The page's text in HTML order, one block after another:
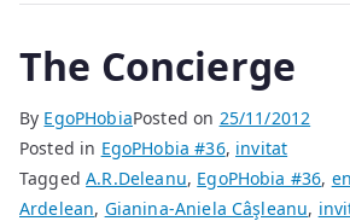
The Concierge
By EgoPHobiaPosted on 25/11/2012
Posted in EgoPHobia #36, invitat
TaggedA.R.Deleanu, EgoPHobia #36,
Ardelean, Gianina-Aniela Câşleanu,